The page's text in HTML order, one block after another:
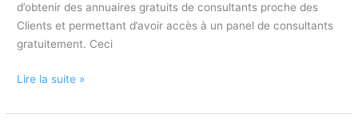
d’obtenir des annuaires gratuits de consultants proche des
Clients et permettant d’avoir accès à un panel de consultants
gratuitement. Ceci
Annuaire
consultants
Lire la suite »